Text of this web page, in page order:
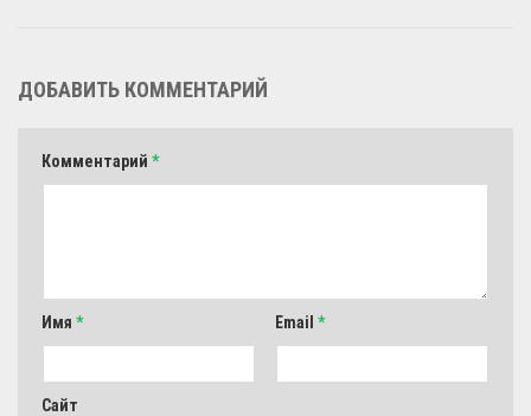
ДОБАВИТЬ КОММЕНТАРИЙ
Комментарий *
Имя * Email *
Сайт